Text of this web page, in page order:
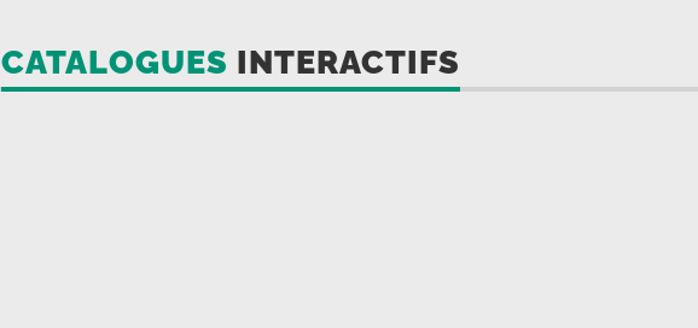
CATALOGUES INTERACTIFS